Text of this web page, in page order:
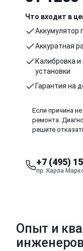
Что входит в
Аккумулятор
Аккуратная
Калибровка и
установки
Гарантия на
Если причина
ремонта.
решите
+7 (495)
пр. Карла
Опыт и
инженеров